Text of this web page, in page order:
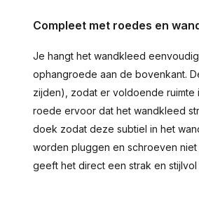
Compleet met roedes en
Je hangt het wandkleed
ophangroede aan de bovenkant.
zijden), zodat er voldoende ruimte
roede ervoor dat het wandkleed
doek zodat deze subtiel in het
worden pluggen en schroeven
geeft het direct een strak en stijlvol